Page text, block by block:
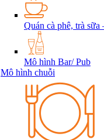
Quán cà phê, trà sữa
Mô hình Bar/ Pub
Mô hình chuỗi